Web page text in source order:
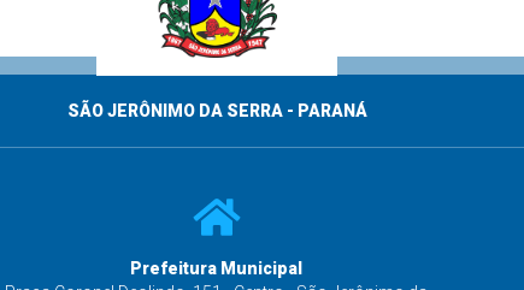
SÃO JERÔNIMO DA SERRA - PARANÁ
Prefeitura Municipal